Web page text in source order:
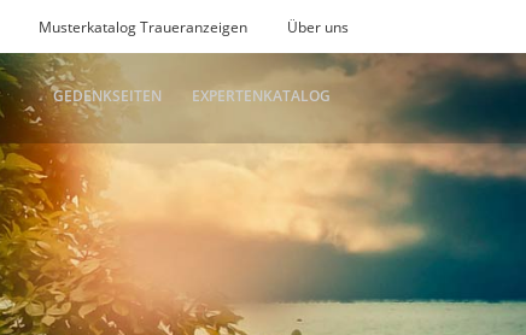
Musterkatalog Traueranzeigen Über uns
GEDENKSEITEN EXPERTENKATALOG